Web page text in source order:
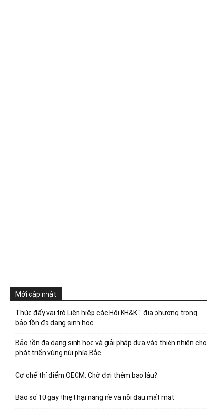
Mới cập nhật
Thúc đẩy vai trò Liên hiệp các Hội KH&KT địa phương trong
bảo tồn đa dạng sinh học
Bảo tồn đa dạng sinh học và giải pháp dựa vào thiên nhiên cho
phát triển vùng núi phía Bắc
Cơ chế thí điểm OECM: Chờ đợi thêm bao lâu?
Bão số 10 gây thiệt hại nặng nề và nỗi đau mất mát